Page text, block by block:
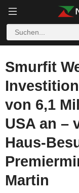
Smurfit
von 6,1
USA an –
Haus-
Martin